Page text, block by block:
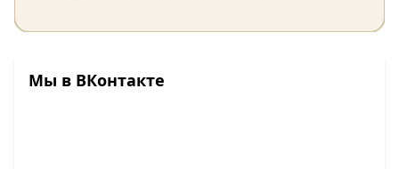
Мы в ВКонтакте